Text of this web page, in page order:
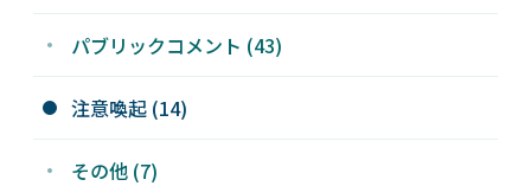
パブリックコメント (43)
注意喚起 (14)
その他 (7)